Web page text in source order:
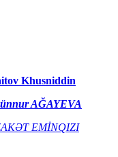
Khusniddin
AĞAYEVA
EMİNQIZI